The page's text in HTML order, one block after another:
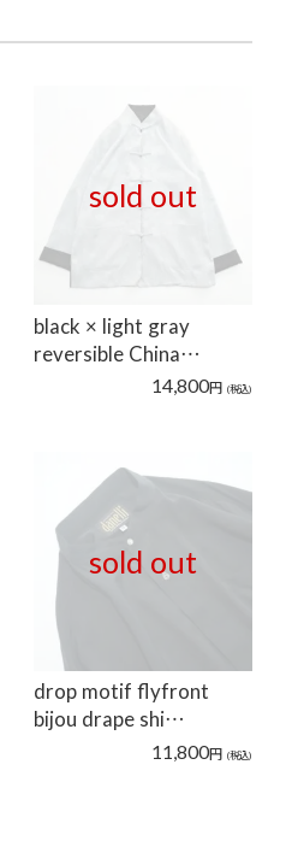
sold out
black × light gray
reversible China…
14,800円 (税込)
sold out
drop motif flyfront
bijou drape shi…
11,800円 (税込)